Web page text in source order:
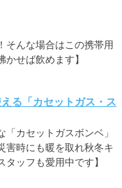
そんな場合はこの携帯用
せば飲めます】
る「カセットガス・ス
「カセットガスボンベ」
害時にも暖を取れ秋冬キ
ッフも愛用中です】